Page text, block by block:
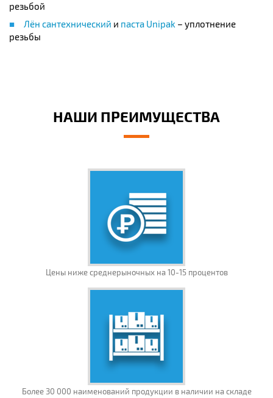
резьбой
Лён сантехнический и паста Unipak – уплотнение
резьбы
НАШИ ПРЕИМУЩЕСТВА
Цены ниже среднерыночных на 10-15 процентов
Более 30 000 наименований продукции в наличии на складе